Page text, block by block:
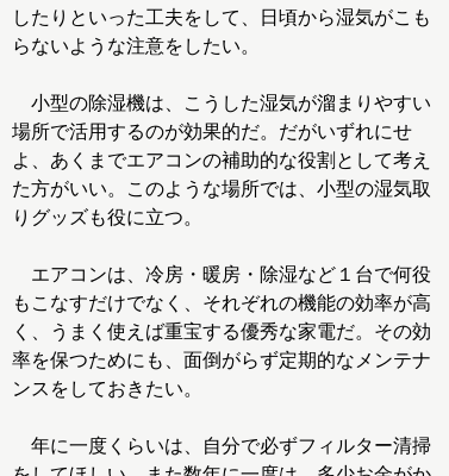
したりといった工夫をして、日頃から湿気がこも
らないような注意をしたい。
小型の除湿機は、こうした湿気が溜まりやすい
場所で活用するのが効果的だ。だがいずれにせ
よ、あくまでエアコンの補助的な役割として考え
た方がいい。このような場所では、小型の湿気取
りグッズも役に立つ。
エアコンは、冷房・暖房・除湿など１台で何役
もこなすだけでなく、それぞれの機能の効率が高
く、うまく使えば重宝する優秀な家電だ。その効
率を保つためにも、面倒がらず定期的なメンテナ
ンスをしておきたい。
年に一度くらいは、自分で必ずフィルター清掃